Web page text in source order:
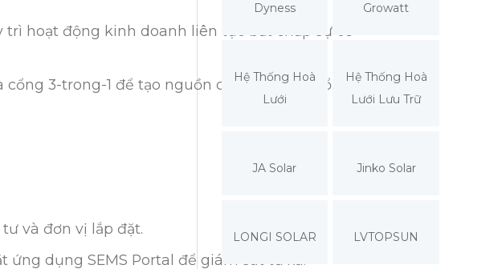
hoạt động kinh doanh liên tục bất chấp sự cố
3-trong-1 để tạo nguồn cung cấp điện ổn
và đơn vị lắp đặt.
dụng SEMS Portal để giám sát từ xa.
Dyness Growatt
Hệ Thống Hoà
Lưới
Hệ Thống Hoà
Lưới Lưu Trữ
JA Solar Jinko Solar
LONGI SOLAR LVTOPSUN